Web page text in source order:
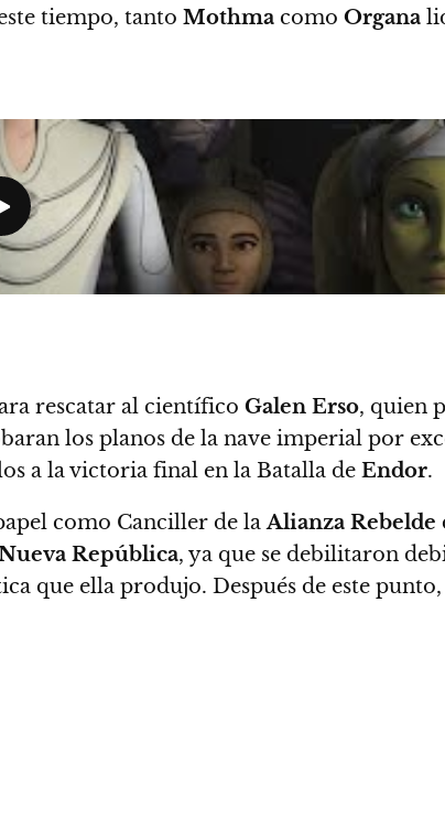
tiempo, tanto Mothma como Organa
rescatar al científico Galen Erso, quien
los planos de la nave imperial por
a la victoria final en la Batalla de Endor.
como Canciller de laAlianza Rebelde
República, ya que se debilitaron
que ella produjo. Después de este